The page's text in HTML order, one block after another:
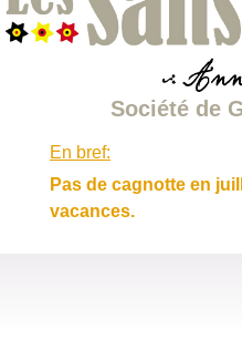
Société de
En bref:
Pas de cagnotte en
vacances.